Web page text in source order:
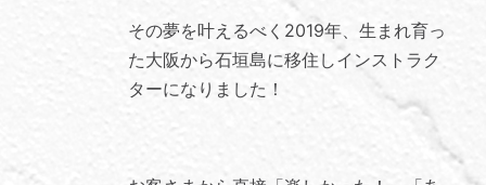
その夢を叶えるべく2019年、生まれ育っ
た大阪から石垣島に移住しインストラク
ターになりました！